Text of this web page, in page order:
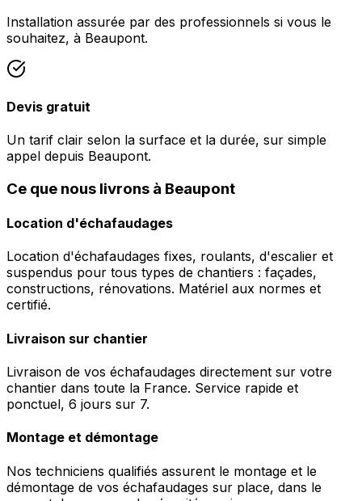
Installation assurée par des professionnels si vous le
souhaitez, à Beaupont.
Devis gratuit
Un tarif clair selon la surface et la durée, sur simple
appel depuis Beaupont.
Ce que nous livrons à Beaupont
Location d'échafaudages
Location d'échafaudages fixes, roulants, d'escalier et
suspendus pour tous types de chantiers : façades,
constructions, rénovations. Matériel aux normes et
certifié.
Livraison sur chantier
Livraison de vos échafaudages directement sur votre
chantier dans toute la France. Service rapide et
ponctuel, 6 jours sur 7.
Montage et démontage
Nos techniciens qualifiés assurent le montage et le
démontage de vos échafaudages sur place, dans le